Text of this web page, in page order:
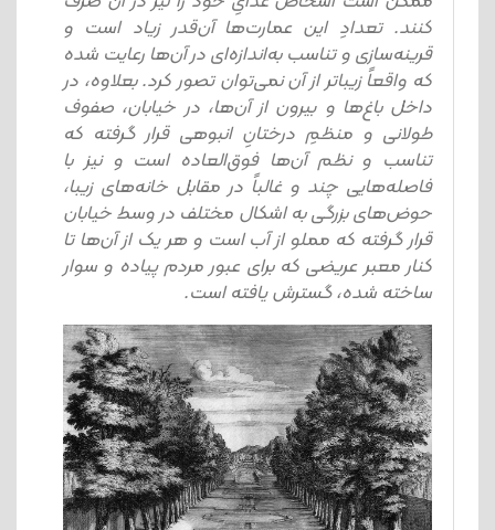
کنند. تعدادِ این عمارت‌ها آن‌قدر زیاد است و
قرینه‌سازی و تناسب به‌اندازه‌ای در آن‌ها رعایت شده
که واقعاً زیباتر از آن نمی‌توان تصور کرد. بعلاوه، در
داخل باغ‌ها و بیرون از آن‌ها، در خیابان، صفوف
طولانی و منظمِ درختانِ انبوهی قرار گرفته که
تناسب و نظم آن‌ها فوق‌العاده است و نیز با
فاصله‌هایی چند و غالباً در مقابل خانه‌های زیبا،
حوض‌های بزرگی به اشکال مختلف در وسط خیابان
قرار گرفته که مملو از آب است و هر یک از آن‌ها تا
کنار معبر عریضی که برای عبور مردم پیاده و سوار
ساخته شده، گسترش یافته است.